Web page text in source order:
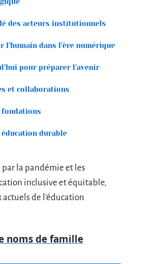
des acteurs institutionnels
l’humain dans l’ère numérique
pour préparer l’avenir
et collaborations
fondations
éducation durable
par la pandémie et les
inclusive et équitable,
de l’éducation
noms de famille